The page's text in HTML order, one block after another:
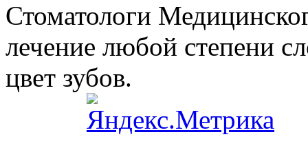
Стоматологи
лечение любой степени
цвет зубов.